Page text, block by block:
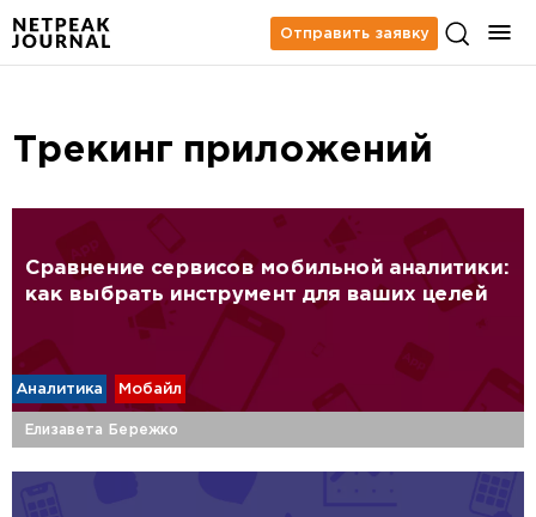
Отправить заявку
Трекинг приложений
Сравнение сервисов мобильной аналитики:
как выбрать инструмент для ваших целей
Аналитика Мобайл
Елизавета Бережко